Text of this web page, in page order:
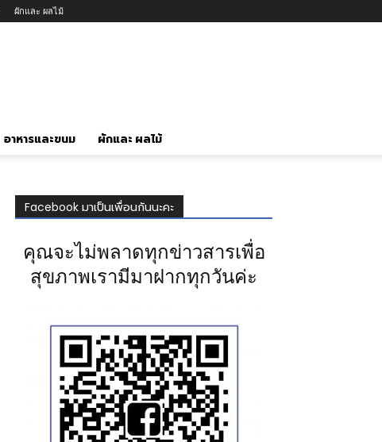
ผักและ ผลไม้
อาหารและขนม ผักและ ผลไม้
Facebook มาเป็นเพื่อนกันนะคะ
คุณจะไม่พลาดทุกข่าวสารเพื่อ
สุขภาพเรามีมาฝากทุกวันค่ะ